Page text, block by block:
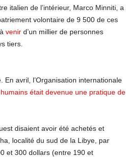
italien de l’intérieur, Marco Minniti, a
volontaire de 9 500 de ces
venird’un millier de personnes
tiers.
En avril, l’Organisation internationale
était devenue une pratique de
disaient avoir été achetés et
localité du sud de la Libye, par
et 300 dollars (entre 190 et